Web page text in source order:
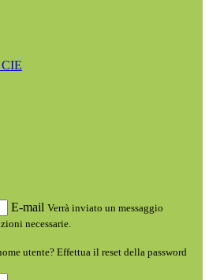
E-mail Verrà inviato un messaggio
necessarie.
utente? Effettua il reset della password